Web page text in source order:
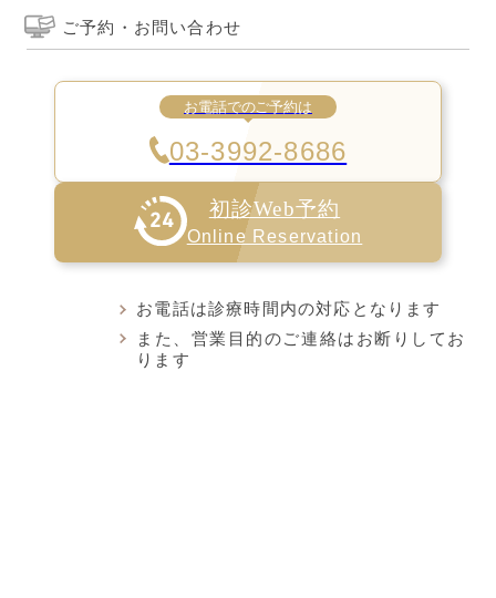
ご予約・お問い合わせ
お電話でのご予約は
03-3992-8686
初診Web予約
Online Reservation
お電話は診療時間内の対応となります
また、営業目的のご連絡はお断りしてお
ります